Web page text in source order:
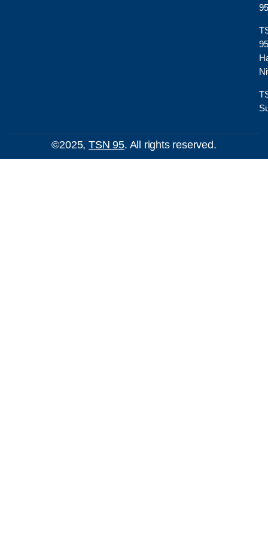
95
95
©2025,TSN 95. All rights reserved.